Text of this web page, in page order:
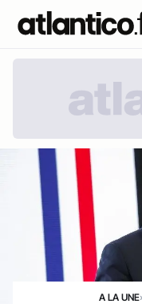
A LA UNE›